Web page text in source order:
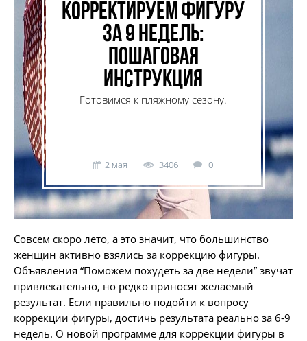
Корректируем фигуру
за 9 недель:
пошаговая
инструкция
Готовимся к пляжному сезону.
2 мая 3406 0
Совсем скоро лето, а это значит, что большинство
женщин активно взялись за коррекцию фигуры.
Объявления “Поможем похудеть за две недели” звучат
привлекательно, но редко приносят желаемый
результат. Если правильно подойти к вопросу
коррекции фигуры, достичь результата реально за 6-9
недель. О новой программе для коррекции фигуры в